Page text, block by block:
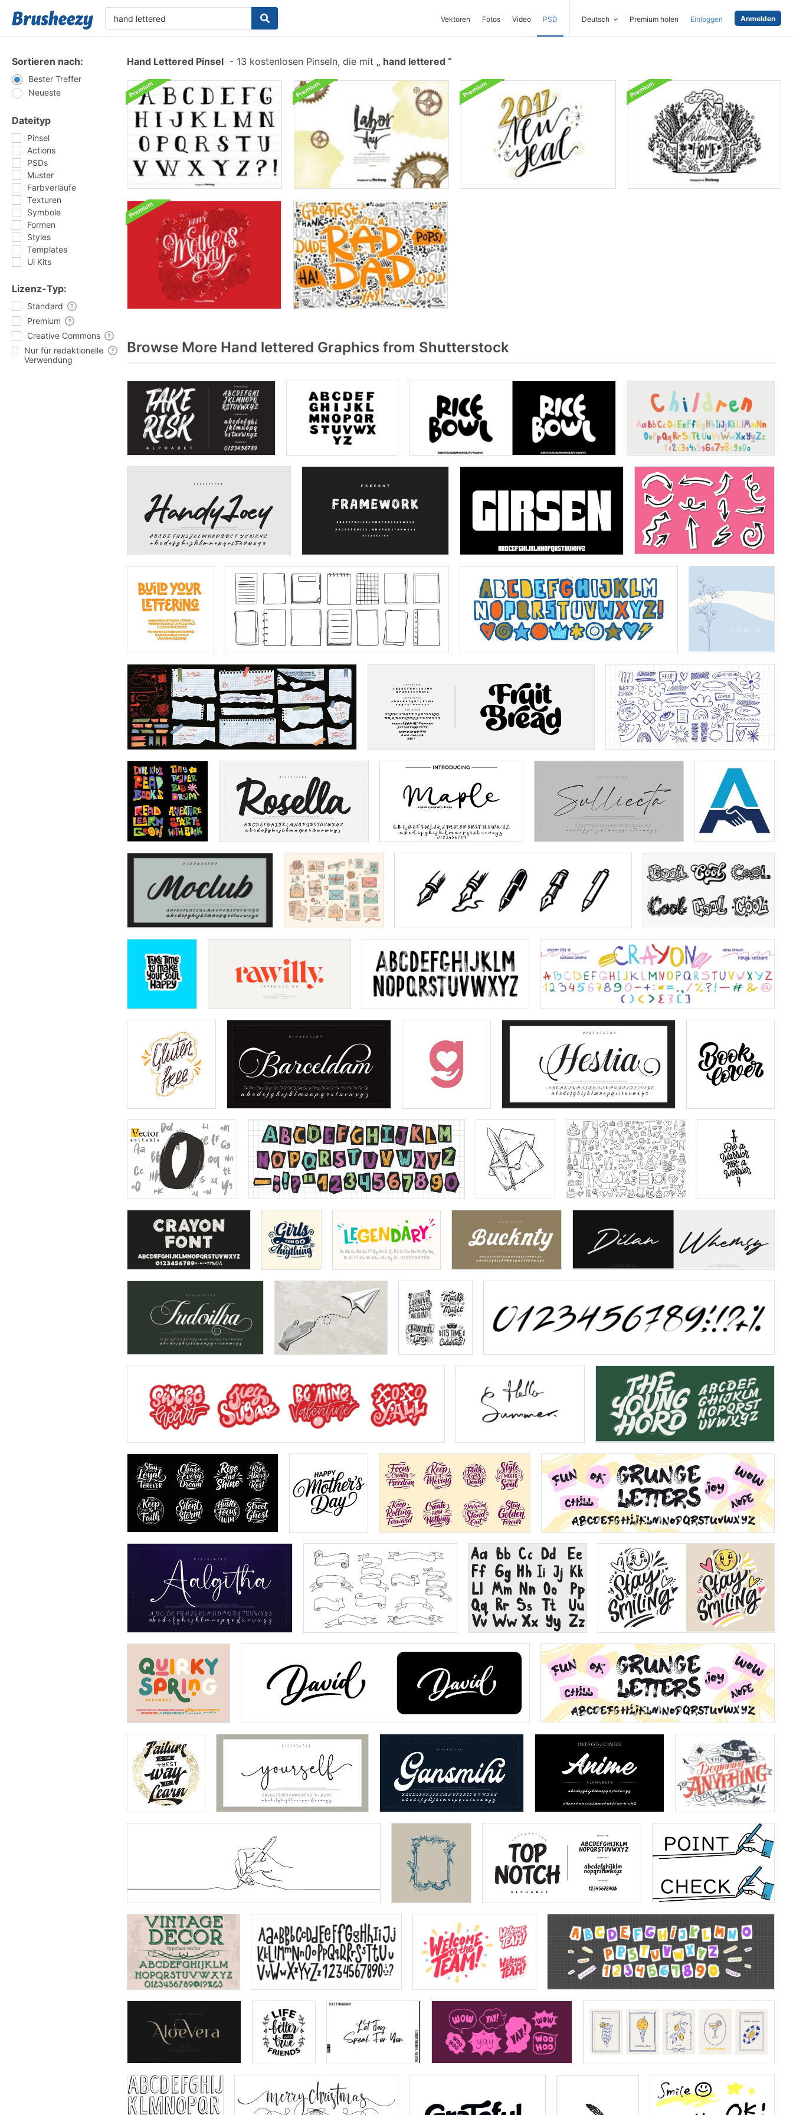
Vektoren Fotos Video PSD Deutsch Premium holen Einloggen Anmelden
Sortieren nach:
Bester Treffer
Neueste
Dateityp
Pinsel
Actions
PSDs
Muster
Farbverläufe
Texturen
Symbole
Formen
Styles
Templates
Ui Kits
Lizenz-Typ:
Standard
Premium
Creative Commons
Nur für redaktionelle
Verwendung
Hand Lettered Pinsel - 13 kostenlosen Pinseln, die mit hand lettered
Browse More Hand lettered Graphics from Shutterstock